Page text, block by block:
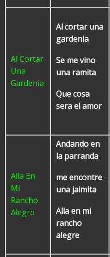
Al Cortar
Una
Gardenia
Al cortar una
gardenia
Se me vino
una ramita
Que cosa
sera el amor
Alla En
Mi
Rancho
Alegre
Andando en
la parranda
me encontre
una jaimita
Alla en mi
rancho
alegre